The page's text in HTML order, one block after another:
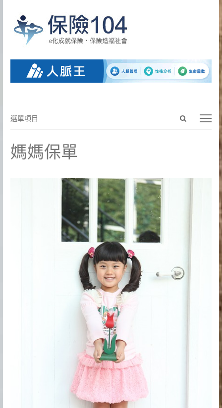
Open
search
選
目
選單項目
媽媽保單